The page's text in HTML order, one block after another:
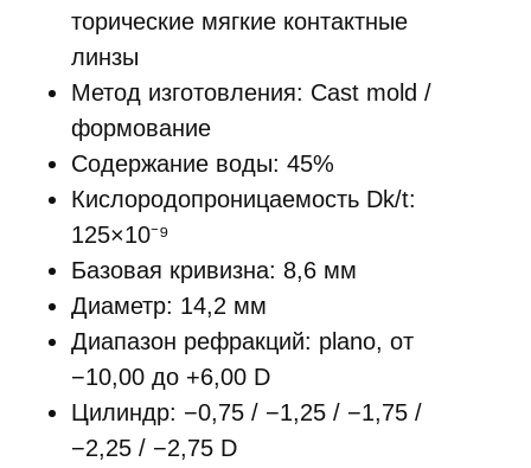
торические мягкие контактные
линзы
Метод изготовления: Cast mold /
формование
Содержание воды: 45%
Кислородопроницаемость Dk/t:
125×10⁻⁹
Базовая кривизна: 8,6 мм
Диаметр: 14,2 мм
Диапазон рефракций: plano, от
−10,00 до +6,00 D
Цилиндр: −0,75 / −1,25 / −1,75 /
−2,25 / −2,75 D